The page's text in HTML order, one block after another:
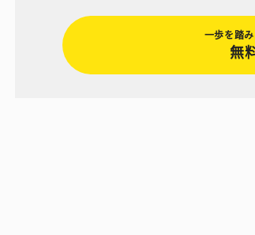
一歩を踏
無